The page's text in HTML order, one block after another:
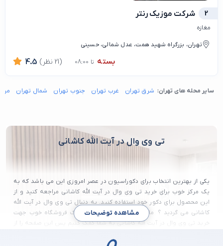
2 شرکت موزیک رنتر
مغازه
تهران، بزرگراه شهید همت، عدل شمالی، حسینی
بسته تا 08:00 4.5 (21 نظر)
سایر محله های تهران: شرق تهران غرب تهران جنوب تهران شمال تهران
تی وی وال در آیت الله کاشانی
یکی از بهترین انتخاب برای دکوراسیون در عصر امروزی این می باشد که به
یک مرکز خوب برای خرید تی وی وال در آیت الله کاشانی مراجعه کنید و از
این محصول برای دکور خود استفاده کنید. به دنبال تی وی وال در آیت الله
کاشانی می گردید ؟ ما می توانیم در پیدا کردن یک فروشگاه خوب جهت
خرید تی وی وال در آیت الله کاشانی به شما کمک کنیم پس این صفحه را از
مشاهده توضیحات